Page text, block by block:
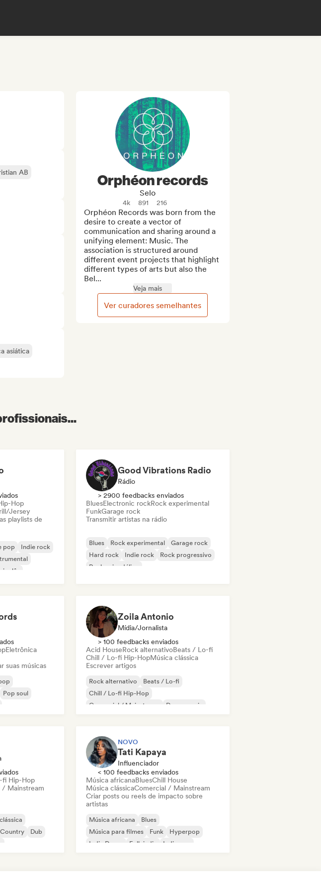
AB
asiática
Orphéon records
Selo
4k 891 216
Orphéon Records was born from the
desire to create a vector of
communication and sharing around a
unifying element: Music. The
association is structured around
different event projects that highlight
different types of arts but also the
Bel...
Veja mais
Ver curadores semelhantes
Hop
Jersey
playlists de
pop
Indie rock
inglês
Good Vibrations Radio
Rádio
> 2900 feedbacks enviados
BluesElectronic rockRock experimental
FunkGarage rock
Transmitir artistas na rádio
Blues Rock experimental
Garage rock
Hard rock
Indie rock
Rock progressivo
Rock psicodélico
Eletrônica
suas músicas
Pop soul
Zoila Antonio
Mídia/Jornalista
> 100 feedbacks enviados
Acid HouseRock alternativoBeats / Lo-fi
Chill / Lo-fi Hip-HopMúsica clássica
Escrever artigos
Rock alternativo
Beats / Lo-fi
Chill / Lo-fi Hip-Hop
Comercial / Mainstream
Dance music
fi Hip-Hop
/ Mainstream
Country
Dub
NOVO
Tati Kapaya
Influenciador
< 100 feedbacks enviados
Música africanaBluesChill House
Música clássicaComercial / Mainstream
Criar posts ou reels de impacto sobre
artistas
Música africana
Blues
Música para filmes
Funk
Hyperpop
Indie Dance
Folk indie Indie pop